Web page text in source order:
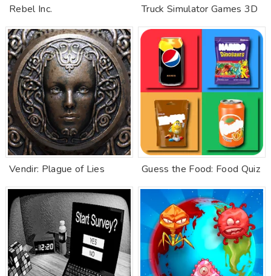
Rebel Inc. Truck Simulator Games 3D
Vendir: Plague of Lies Guess the Food: Food Quiz